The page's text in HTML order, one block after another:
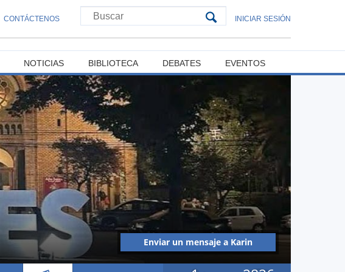
CONTÁCTENOS INICIAR SESIÓN
Enviar un mensaje a Karin
NOTICIAS BIBLIOTECA DEBATES EVENTOS